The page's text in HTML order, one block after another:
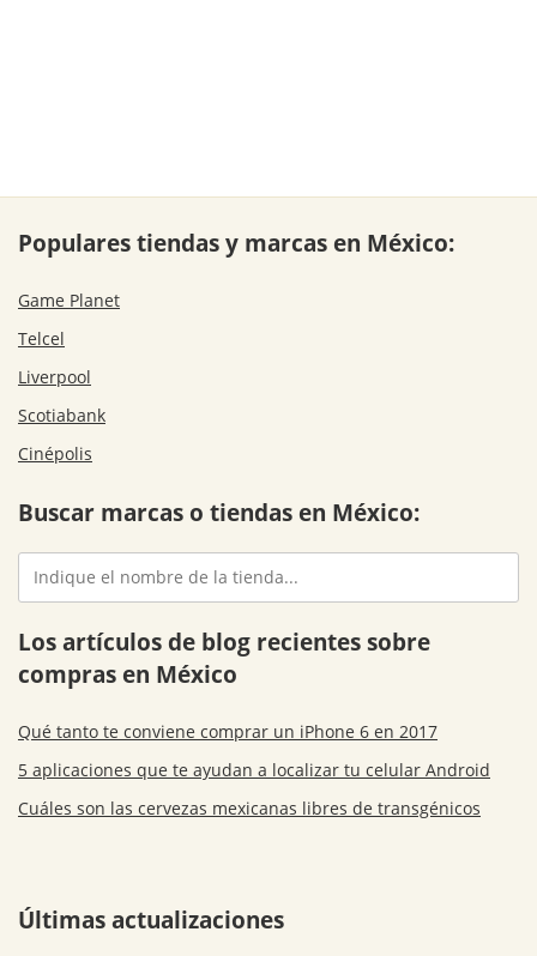
Populares tiendas y marcas en México:
Game Planet
Telcel
Liverpool
Scotiabank
Cinépolis
Buscar marcas o tiendas en México:
Los artículos de blog recientes sobre
compras en México
Qué tanto te conviene comprar un iPhone 6 en 2017
5 aplicaciones que te ayudan a localizar tu celular Android
Cuáles son las cervezas mexicanas libres de transgénicos
Últimas actualizaciones